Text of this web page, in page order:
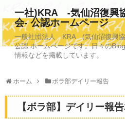
一社)KRA -気仙沼復興
会- 公認ホームページ
一般社団法人 KRA (気仙沼復興協
公認 ホームページです。日々の
情報などを掲載しています。
ホーム ボラ部デイリー報告
【ボラ部】デイリー報
TOPページ
KRAについて
写真救済事業